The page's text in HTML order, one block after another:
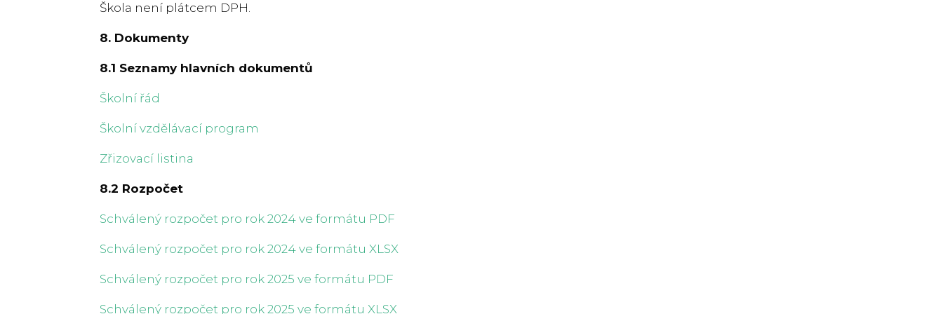
Škola není plátcem DPH.
8. Dokumenty
8.1 Seznamy hlavních dokumentů
Školní řád
Školní vzdělávací program
Zřizovací listina
8.2 Rozpočet
Schválený rozpočet pro rok 2024 ve formátu PDF
Schválený rozpočet pro rok 2024 ve formátu XLSX
Schválený rozpočet pro rok 2025 ve formátu PDF
Schválený rozpočet pro rok 2025 ve formátu XLSX